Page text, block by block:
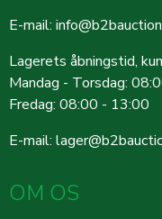
E-mail:
Lagerets åbningstid,
Mandag - Torsdag:
Fredag: 08:00 - 13:00
E-mail:
OM OS